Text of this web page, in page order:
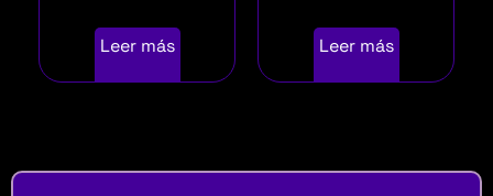
Leer más Leer más